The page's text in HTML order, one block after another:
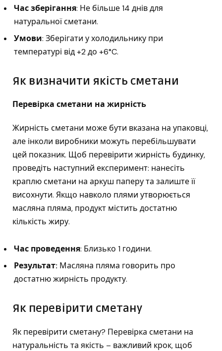
Час зберігання: Не більше 14 днів для
натуральної сметани.
Умови: Зберігати у холодильнику при
температурі від +2 до +6°C.
Як визначити якість сметани
Перевірка сметани на жирність
Жирність сметани може бути вказана на упаковці,
але інколи виробники можуть перебільшувати
цей показник. Щоб перевірити жирність будинку,
проведіть наступний експеримент: нанесіть
краплю сметани на аркуш паперу та залиште її
висохнути. Якщо навколо плями утворюється
масляна пляма, продукт містить достатню
кількість жиру.
Час проведення: Близько 1 години.
Результат: Масляна пляма говорить про
достатню жирність продукту.
Як перевірити сметану
Як перевірити сметану? Перевірка сметани на
натуральність та якість – важливий крок, щоб